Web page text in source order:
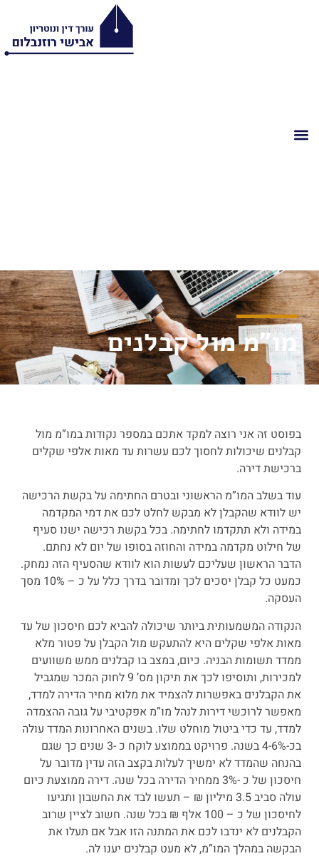
מו”מ מול קבלנים
בפוסט זה אני רוצה למקד אתכם במספר נקודות במו”מ מול
קבלנים שיכולות לחסוך לכם עשרות עד מאות אלפי שקלים
ברכישת דירה.
עוד בשלב המו”מ הראשוני ובטרם החתימה על בקשת הרכישה
יש לוודא שהקבלן לא מבקש לחלט לכם את דמי המקדמה
במידה ולא תתקדמו לחתימה. בכל בקשת רכישה ישנו סעיף
של חילוט מקדמה במידה והחוזה בסופו של יום לא נחתם.
הדבר הראשון שעליכם לעשות הוא לוודא שהסעיף הזה נמחק.
כמעט כל קבלן יסכים לכך ומדובר בדרך כלל על כ – 10% מסך
העסקה.
הנקודה המשמעותית ביותר שיכולה להביא לכם חיסכון של עד
מאות אלפי שקלים היא להתעקש מול הקבלן על פטור מלא
ממדד תשומות הבניה. כיום, במצב בו קבלנים ממש משוועים
למכירות, ותוסיפו לכך את תיקון מס’ 9 לחוק המכר שמגביל
את הקבלנים באפשרות להצמיד את מלוא מחיר הדירה למדד,
מאפשר לרוכשי דירות לנהל מו”מ אפקטיבי על גובה ההצמדה
למדד, עד כדי ביטול מוחלט שלו. בשנים האחרונות המדד עולה
בכ-4-6% בשנה. פרויקט בממוצע לוקח כ -3 שנים כך שגם
בהנחה שהמדד לא ימשיך לעלות בקצב הזה עדין מדובר על
חיסכון של כ -3% ממחיר הדירה בכל שנה. דירה ממוצעת כיום
עולה סביב 3.5 מיליון ₪ – תעשו לבד את החשבון ותגיעו
לחיסכון של כ – 100 אלף ₪ בכל שנה. חשוב לציין שרוב
הקבלנים לא ינדבו לכם את המתנה הזו אבל אם תעלו את
הבקשה במהלך המו”מ, לא מעט קבלנים יענו לה.